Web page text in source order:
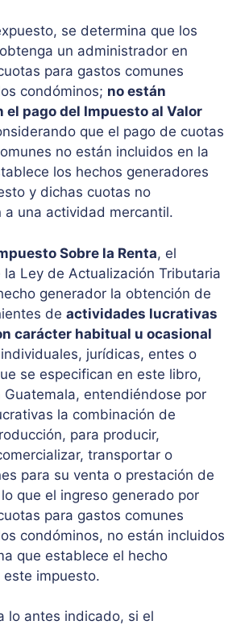
se determina que los
un administrador en
para gastos comunes
condóminos; no están
el pago del Impuesto al Valor
que el pago de cuotas
no están incluidos en la
los hechos generadores
y dichas cuotas no
a una actividad mercantil.
Sobre la Renta, el
la Ley de Actualización Tributaria
generador la obtención de
de actividades lucrativas
carácter habitual u ocasional
jurídicas, entes o
se especifican en este libro,
Guatemala, entendiéndose por
la combinación de
para producir,
transportar o
para su venta o prestación de
que el ingreso generado por
para gastos comunes
condóminos, no están incluidos
que establece el hecho
impuesto.
lo antes indicado, si el